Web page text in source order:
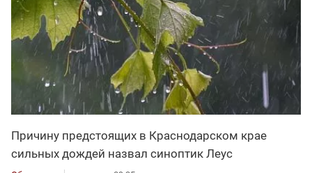
Причину предстоящих в Краснодарском крае
сильных дождей назвал синоптик Леус